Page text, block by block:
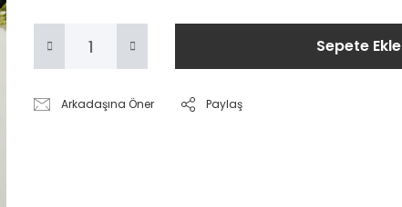
Sepete Ekle
Arkadaşına Öner Paylaş